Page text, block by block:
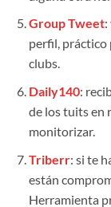
Group Tweet:
perfil, práctico
clubs.
Daily140:
de los tuits en
monitorizar.
Triberr: si te
están
Herramienta